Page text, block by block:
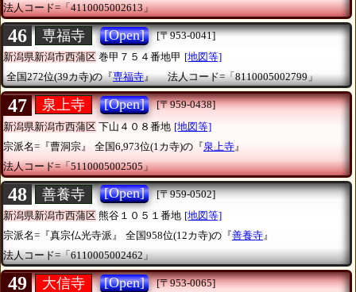
法人コード=「4110005002613」
46 専福寺 [Open]
[〒953-0041]
新潟県新潟市西蒲区 巻甲７５４番地甲 [地図等]
全国272位(39カ寺)の『専福寺』 法人コード=「8110005002799」
47 泉上寺 [Open]
[〒959-0438]
新潟県新潟市西蒲区 下山４０８番地 [地図等]
宗派名=『曹洞宗』
全国6,973位(1カ寺)の『泉上寺 』
法人コード=「5110005002505」
48 善養寺 [Open]
[〒959-0502]
新潟県新潟市西蒲区 熊谷１０５１番地 [地図等]
宗派名=『真宗仏光寺派』
全国958位(12カ寺)の『善養寺』
法人コード=「6110005002462」
49 大信寺 [Open] [〒953-0065]